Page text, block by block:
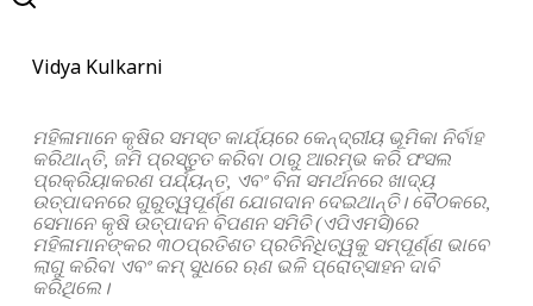
Vidya Kulkarni
ମହିଳାମାନେ କୃଷିର ସମସ୍ତ କାର୍ଯ୍ୟରେ କେନ୍ଦ୍ରୀୟ ଭୂମିକା ନିର୍ବାହ
କରିଥାନ୍ତି, ଜମି ପ୍ରସ୍ତୁତ କରିବା ଠାରୁ ଆରମ୍ଭ କରି ଫସଲ
ପ୍ରକ୍ରିୟାକରଣ ପର୍ଯ୍ୟନ୍ତ, ଏବଂ ବିନା ସମର୍ଥନରେ ଖାଦ୍ୟ
ଉତ୍ପାଦନରେ ଗୁରୁତ୍ୱପୂର୍ଣ୍ଣ ଯୋଗଦାନ ଦେଇଥାନ୍ତି। ବୈଠକରେ,
ସେମାନେ କୃଷି ଉତ୍ପାଦନ ବିପଣନ ସମିତି (ଏପିଏମସି)ରେ
ମହିଳାମାନଙ୍କର ୩୦ପ୍ରତିଶତ ପ୍ରତିନିଧିତ୍ୱକୁ ସମ୍ପୂର୍ଣ୍ଣ ଭାବେ
ଲାଗୁ କରିବା ଏବଂ କମ୍‌ ସୁଧରେ ଋଣ ଭଳି ପ୍ରୋତ୍ସାହନ ଦାବି
କରିଥିଲେ।